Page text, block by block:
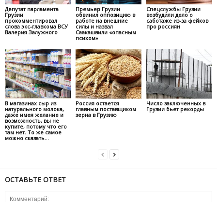
Депутат парламента
Грузии
прокомментировал
слова экс-главкома ВСУ
Валерия Залужного
Премьер Грузии
обвинил оппозицию в
работе на внешние
силы и назвал
Саакашвили «опасным
психом»
Спецслужбы Грузии
возбудили дело о
саботаже из-за фейков
про россиян
В магазинах сыр из
натурального молока,
даже имея желание и
возможность, вы не
купите, потому что его
там нет. То же самое
можно сказать...
Россия остается
главным поставщиком
зерна в Грузию
Число заключенных в
Грузии бьет рекорды
ОСТАВЬТЕ ОТВЕТ